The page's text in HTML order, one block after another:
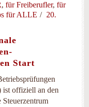
, für Freiberufler, für
für ALLE
20.
Start
offiziell an den
Steuerzentrum